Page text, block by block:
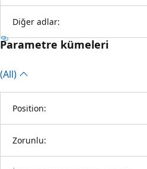
Diğer adlar:
Parametre kümeleri
(All)
Position:
Zorunlu: